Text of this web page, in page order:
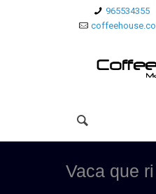
965534355
Vaca que ri